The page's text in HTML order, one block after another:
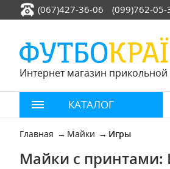
(067)427-36-06 (099)762-05-
Интернет магазин
КАТАЛОГ
Главная Майки Игры
Майки с принтами: